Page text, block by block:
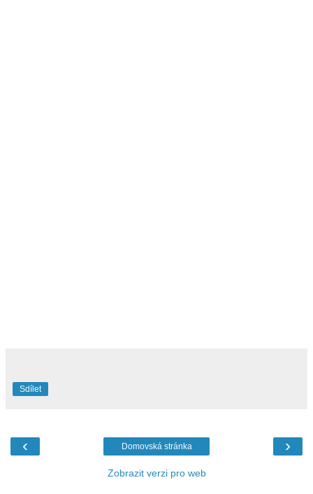
Sdílet
‹ ›
Domovská stránka
Zobrazit verzi pro web